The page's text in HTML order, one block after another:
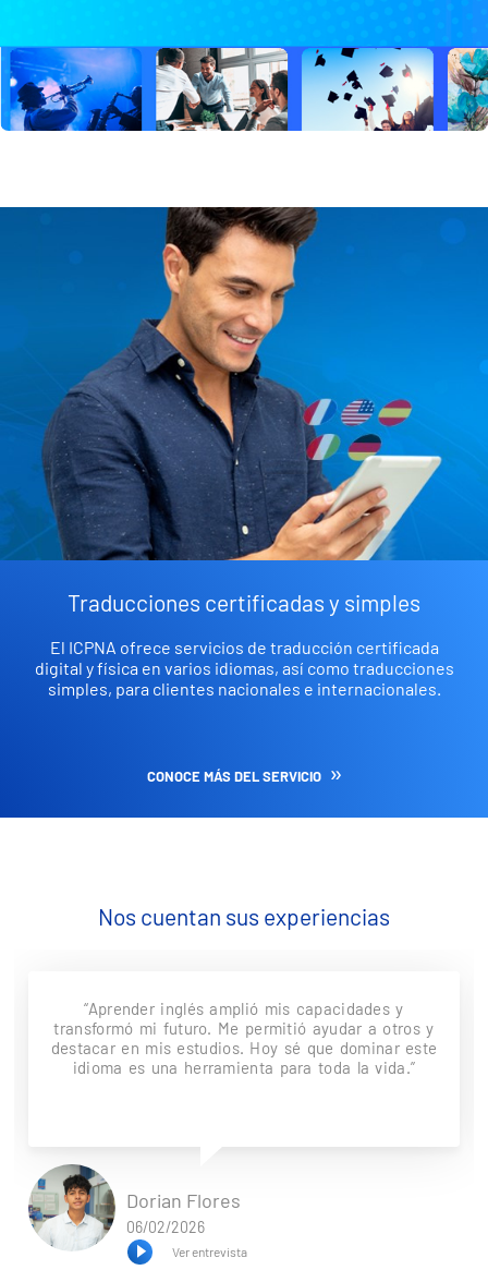
Traducciones certificadas y simples
El ICPNA ofrece servicios de traducción certificada
digital y física en varios idiomas, así como traducciones
simples, para clientes nacionales e internacionales.
CONOCE MÁS DEL SERVICIO
Nos cuentan sus experiencias
Ver entrevista
“Aprender inglés amplió mis capacidades y
transformó mi futuro. Me permitió ayudar a otros y
destacar en mis estudios. Hoy sé que dominar este
idioma es una herramienta para toda la vida.”
Dorian Flores
06/02/2026